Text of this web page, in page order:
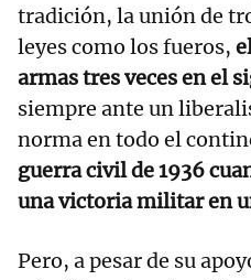
tradición, la unión de
leyes como los fueros,
armas tres veces en el
siempre ante un
norma en todo el
guerra civil de 1936
una victoria militar en
Pero, a pesar de su